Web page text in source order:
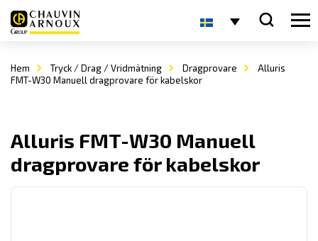
Hem Tryck / Drag / Vridmätning Dragprovare
Alluris
FMT-W30 Manuell dragprovare för kabelskor
Alluris FMT-W30 Manuell
dragprovare för kabelskor